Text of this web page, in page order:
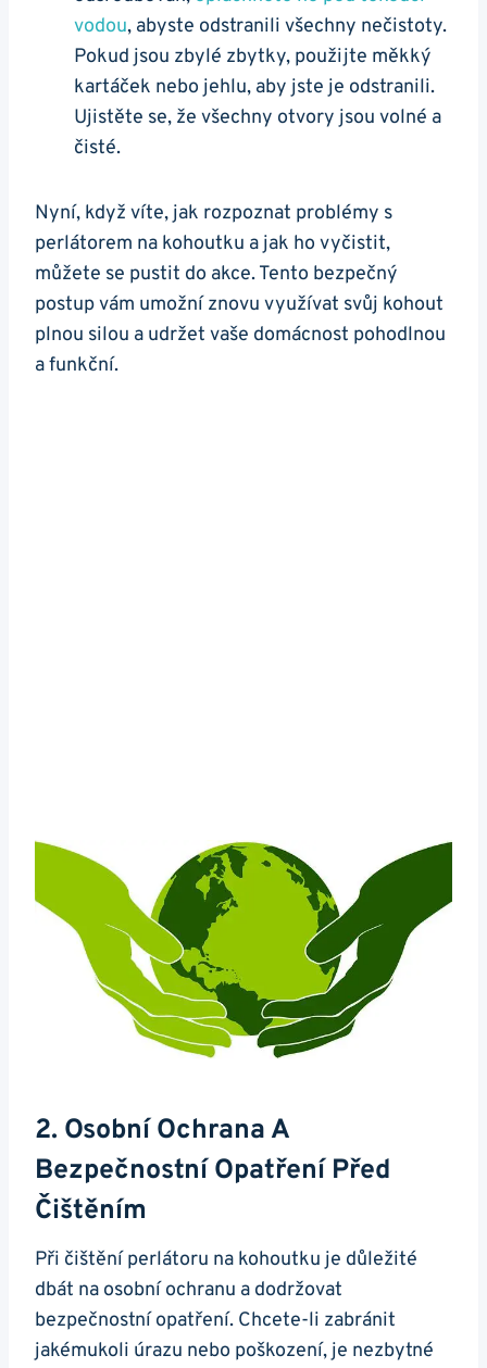
vodou, abyste odstranili všechny nečistoty.
Pokud jsou zbylé zbytky, použijte měkký⁣
kartáček nebo jehlu, aby jste je odstranili.
Ujistěte se, že všechny otvory jsou volné a⁢
čisté.
Nyní, ⁣když víte, jak rozpoznat problémy s⁣
perlátorem na kohoutku a jak ⁣ho vyčistit,
můžete se pustit do akce. Tento bezpečný
postup ⁢vám umožní znovu využívat svůj ⁢kohout
plnou silou a udržet vaše domácnost pohodlnou
a funkční.
2. Osobní Ochrana ⁤a
Bezpečnostní ​opatření Před
Čištěním
Při čištění perlátoru na kohoutku je důležité
dbát na osobní ochranu a dodržovat
bezpečnostní opatření. Chcete-li​ zabránit
jakémukoli úrazu nebo poškození, je nezbytné